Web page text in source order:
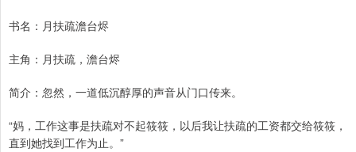
书名：月扶疏澹台烬
主角：月扶疏，澹台烬
简介：忽然，一道低沉醇厚的声音从门口传来。
“妈，工作这事是扶疏对不起筱筱，以后我让扶疏的工资都交给筱筱，
直到她找到工作为止。”